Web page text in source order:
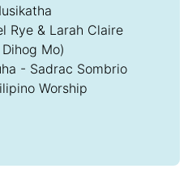
Rye & Larah Claire
Mo)
- Sadrac Sombrio
Worship